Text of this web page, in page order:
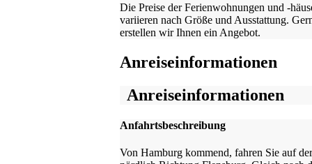
Die Preise der Ferienwohnungen und -
variieren nach Größe und Ausstattung.
erstellen wir Ihnen ein Angebot.
Anreiseinformationen
Anreiseinformationen
Anfahrtsbeschreibung
Von Hamburg kommend, fahren Sie auf